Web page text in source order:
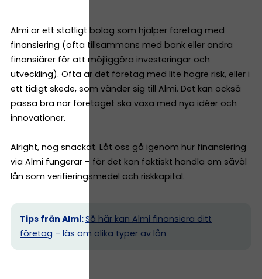
Almi är ett statligt bolag som hjälper företag med
finansiering (ofta tillsammans med bank eller andra
finansiärer för att möjliggöra investeringar och
utveckling). Ofta är det företag med lite högre risk, eller i
ett tidigt skede, som vänder sig till Almi. Det kan också
passa bra när företaget ska växa med nya idéer och
innovationer.
Alright, nog snackat. Låt oss gå igenom hur finansiering
via Almi fungerar – för det kan faktiskt handla om såväl
lån som verifieringsmedel och riskkapital.
Tips från Almi:Så här kan Almi finansiera ditt
företag – läs om olika typer av lån